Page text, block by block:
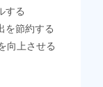
する
を節約する
向上させる